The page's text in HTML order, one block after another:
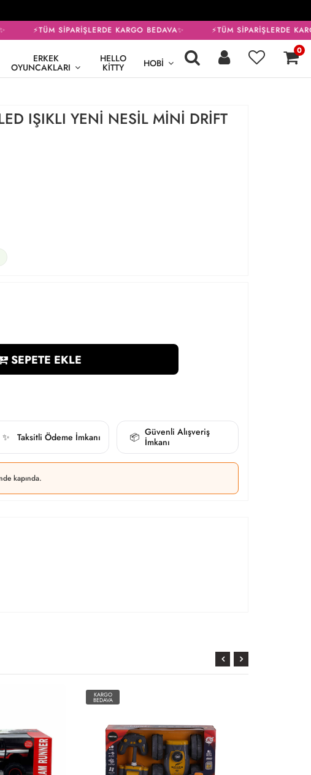
⚡TÜM SİPARİŞLERDE KARGO BEDAVA✨ ⚡TÜM SİPARİŞLERDE
ERKEK
OYUNCAKLARI
HELLO
KITTY HOBI
0
IŞIKLI YENİ NESİL MİNİ DRİFT
SEPETE EKLE
✨ Taksitli Ödeme İmkanı 📦 Güvenli Alışveriş
İmkanı
kapında.
KARGO
BEDAVA